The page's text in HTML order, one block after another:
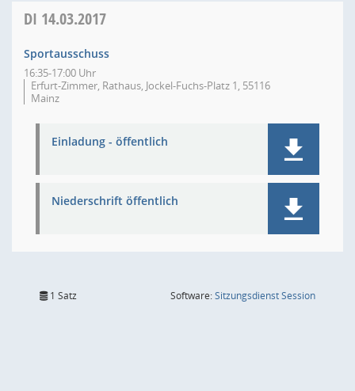
DI 14.03.2017
Sportausschuss
16:35-17:00 Uhr
Erfurt-Zimmer, Rathaus, Jockel-Fuchs-Platz 1, 55116
Mainz
Einladung - öffentlich
Niederschrift öffentlich
1 Satz Software:SitzungsdienstSession(Wird in